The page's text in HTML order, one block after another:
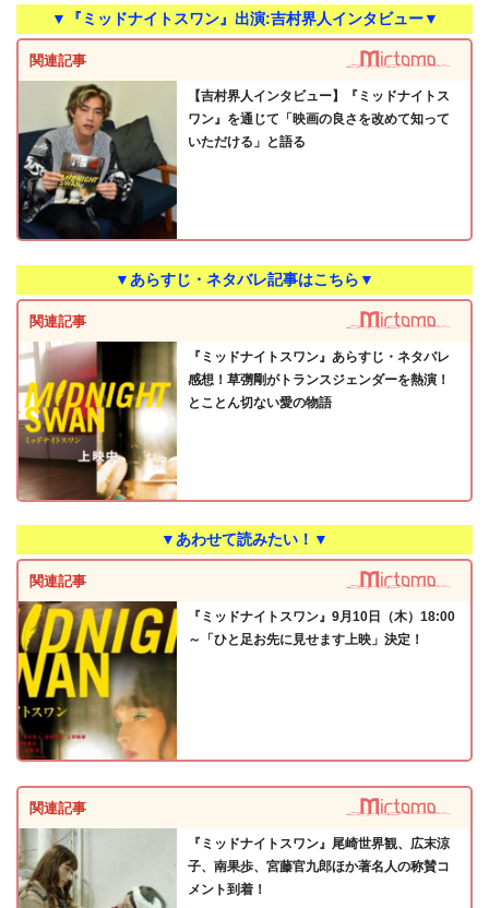
▼『ミッドナイトスワン』出演:吉村界人インタビュー▼
関連記事
【吉村界人インタビュー】『ミッドナイトス
ワン』を通じて「映画の良さを改めて知って
いただける」と語る
▼あらすじ・ネタバレ記事はこちら▼
関連記事
『ミッドナイトスワン』あらすじ・ネタバレ
感想！草彅剛がトランスジェンダーを熱演！
とことん切ない愛の物語
▼あわせて読みたい！▼
関連記事
『ミッドナイトスワン』9月10日（木）18:00
～「ひと足お先に見せます上映」決定！
関連記事
『ミッドナイトスワン』尾崎世界観、広末涼
子、南果歩、宮藤官九郎ほか著名人の称賛コ
メント到着！